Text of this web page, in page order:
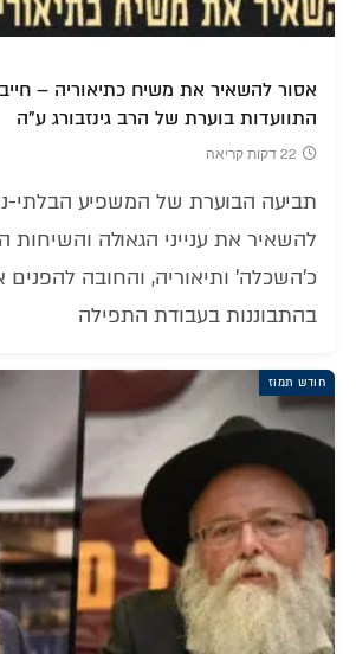
אסור להשאיר את משיח כתיאוריה –
התוועדות בוערת של הרב גינזבורג ע"ה
22 דקות קריאה
תביעה הבוערת של המשפיע הבלתי-
להשאיר את ענייני הגאולה והשיחות
כ'השכלה' ותיאוריה, והחובה להפנים
בהתבוננות בעבודת התפילה
חודש תמוז